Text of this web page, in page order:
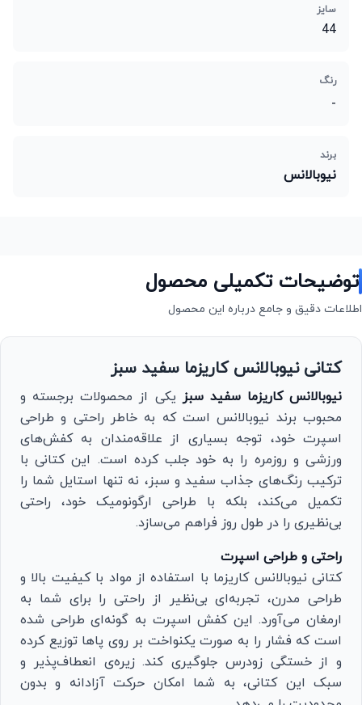
سایز
44
رنگ
-
برند
نیوبالانس
توضیحات تکمیلی محصول
اطلاعات دقیق و جامع درباره این محصول
کتانی نیوبالانس کاریزما سفید سبز
نیوبالانس کاریزما سفید سبزیکی از محصولات برجسته و
محبوب برند نیوبالانس است که به خاطر راحتی و طراحی
اسپرت خود، توجه بسیاری از علاقه‌مندان به کفش‌های
ورزشی و روزمره را به خود جلب کرده است. این کتانی با
ترکیب رنگ‌های جذاب سفید و سبز، نه تنها استایل شما را
تکمیل می‌کند، بلکه با طراحی ارگونومیک خود، راحتی
بی‌نظیری را در طول روز فراهم می‌سازد.
راحتی و طراحی اسپرت
کتانی نیوبالانس کاریزما با استفاده از مواد با کیفیت بالا و
طراحی مدرن، تجربه‌ای بی‌نظیر از راحتی را برای شما به
ارمغان می‌آورد. این کفش اسپرت به گونه‌ای طراحی شده
است که فشار را به صورت یکنواخت بر روی پاها توزیع کرده
و از خستگی زودرس جلوگیری کند. زیره‌ی انعطاف‌پذیر و
سبک این کتانی، به شما امکان حرکت آزادانه و بدون